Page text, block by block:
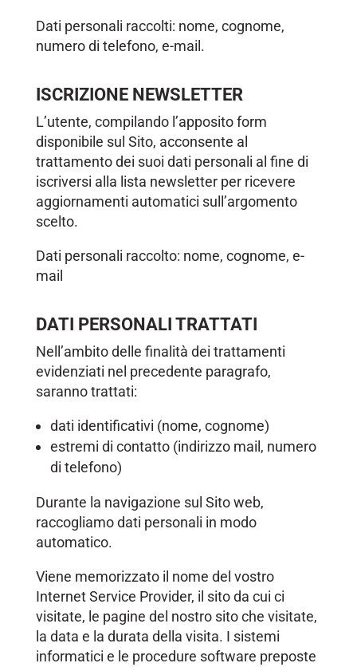
Dati personali raccolti: nome, cognome,
numero di telefono, e-mail.
ISCRIZIONE NEWSLETTER
L’utente, compilando l’apposito form
disponibile sul Sito, acconsente al
trattamento dei suoi dati personali al fine di
iscriversi alla lista newsletter per ricevere
aggiornamenti automatici sull’argomento
scelto.
Dati personali raccolto: nome, cognome, e-
mail
DATI PERSONALI TRATTATI
Nell’ambito delle finalità dei trattamenti
evidenziati nel precedente paragrafo,
saranno trattati:
dati identificativi (nome, cognome)
estremi di contatto (indirizzo mail, numero
di telefono)
Durante la navigazione sul Sito web,
raccogliamo dati personali in modo
automatico.
Viene memorizzato il nome del vostro
Internet Service Provider, il sito da cui ci
visitate, le pagine del nostro sito che visitate,
la data e la durata della visita. I sistemi
informatici e le procedure software preposte